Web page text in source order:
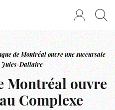
de Montréal ouvre une succursale
Jules-Dallaire
Montréal ouvre
Complexe